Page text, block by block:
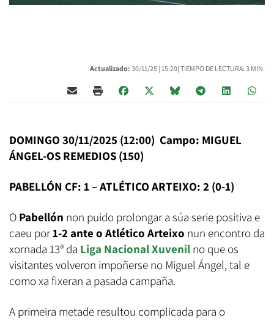
Actualizado: 30/11/25 | 15:20| TIEMPO DE LECTURA: 3 MIN.
DOMINGO 30/11/2025 (12:00) Campo: MIGUEL
ÁNGEL-OS REMEDIOS (150)
PABELLÓN CF: 1 – ATLÉTICO ARTEIXO: 2 (0-1)
O Pabellón non puido prolongar a súa serie positiva e
caeu por1-2 ante o Atlético Arteixo nun encontro da
xornada 13ª da Liga Nacional Xuvenil no que os
visitantes volveron impoñerse no Miguel Ángel, tal e
como xa fixeran a pasada campaña.
A primeira metade resultou complicada para o